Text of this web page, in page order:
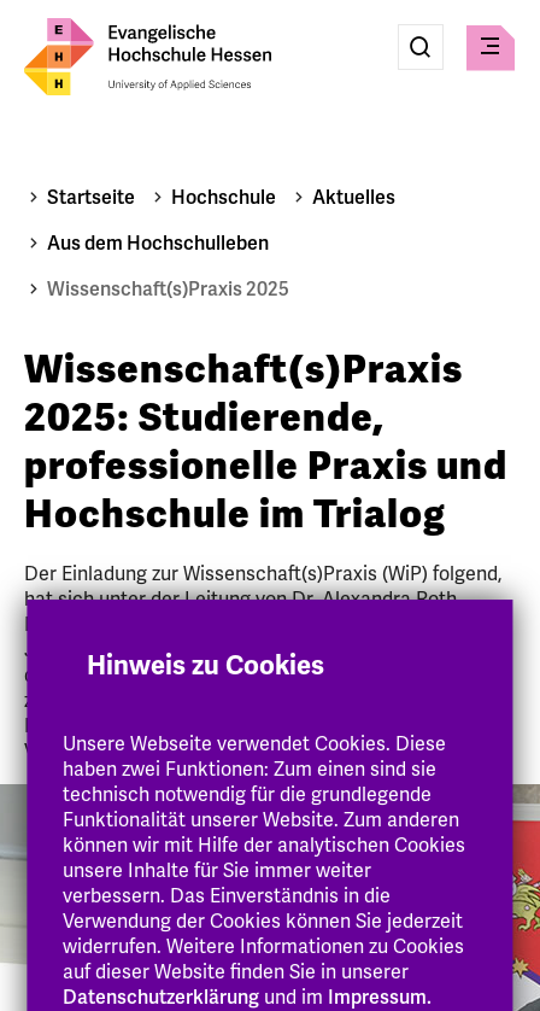
Suche
absenden
Menü
Startseite Hochschule
Aktuelles
Aus dem Hochschulleben
Wissenschaft(s)Praxis 2025
Wissenschaft(s)Praxis
2025: Studierende,
professionelle Praxis und
Hochschule im Trialog
Der Einladung zur Wissenschaft(s)Praxis (WiP) folgend,
hat sich unter der Leitung von Dr. Alexandra Roth,
Miriam Stiegler M.A. und Prof. Dr. Antje Miksch am 17.
Juni 2025 zum dritten Mal das Walter-Rathgeber-Haus
der Evangelische Hochschule Darmstadt mit
zahlreichen Praxisvertreter:innen, Studierenden und
Hochschulvertreter:innen aus Lehre, Forschung und
Verwaltung gefüllt.
10
navigierbar
Pfeiltasten
von
Hinweis zu Cookies
Unsere Webseite verwendet Cookies. Diese
haben zwei Funktionen: Zum einen sind sie
technisch notwendig für die grundlegende
Funktionalität unserer Website. Zum anderen
können wir mit Hilfe der analytischen Cookies
unsere Inhalte für Sie immer weiter
verbessern. Das Einverständnis in die
Verwendung der Cookies können Sie jederzeit
widerrufen. Weitere Informationen zu Cookies
auf dieser Website finden Sie in unserer
Datenschutzerklärung und im Impressum.